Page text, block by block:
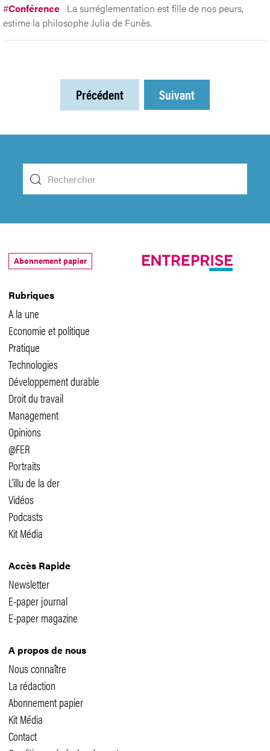
#Conférence La surréglementation est fille de nos peurs,
estime la philosophe Julia de Funès.
Précédent Suivant
Rubriques
A la une
Economie et politique
Pratique
Technologies
Développement durable
Droit du travail
Management
Opinions
@FER
Portraits
L'illu de la der
Vidéos
Podcasts
Kit Média
Accès Rapide
Newsletter
E-paper journal
E-paper magazine
A propos de nous
Nous connaître
La rédaction
Abonnement papier
Kit Média
Contact
Abonnement papier